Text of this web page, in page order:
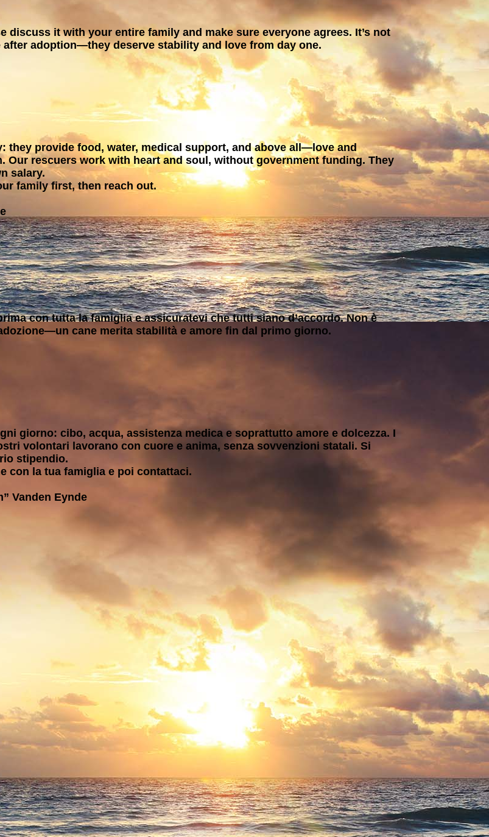
discuss it with your entire family and make sure everyone agrees. It’s not
adoption—they deserve stability and love from day one.
they provide food, water, medical support, and above all—love and
Our rescuers work with heart and soul, without government funding. They
salary.
family first, then reach out.
con tutta la famiglia e assicuratevi che tutti siano d’accordo. Non è
cane merita stabilità e amore fin dal primo giorno.
giorno: cibo, acqua, assistenza medica e soprattutto amore e dolcezza. I
volontari lavorano con cuore e anima, senza sovvenzioni statali. Si
stipendio.
con la tua famiglia e poi contattaci.
Vanden Eynde